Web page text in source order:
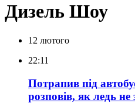
Дизель Шоу
12 лютого
22:11
Потрапив під
розповів, як ледь не